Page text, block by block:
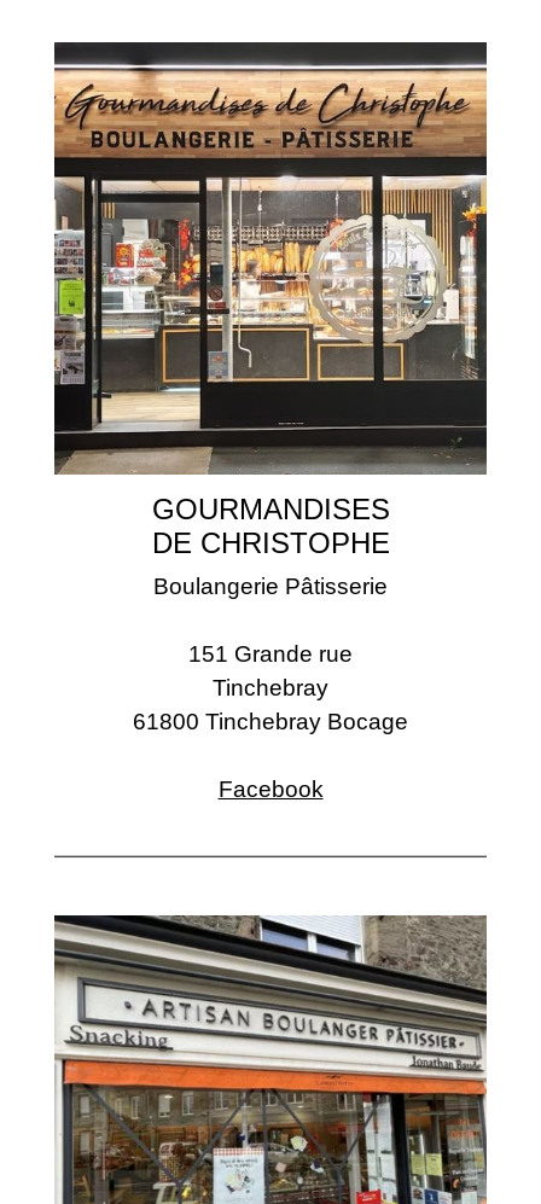
GOURMANDISES
DE CHRISTOPHE
Boulangerie Pâtisserie
151 Grande rue
Tinchebray
61800 Tinchebray Bocage
Facebook